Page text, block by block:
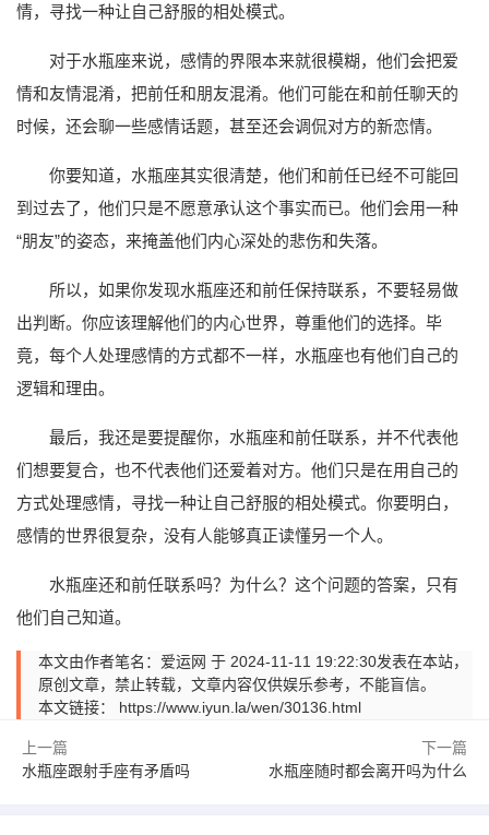
情，寻找一种让自己舒服的相处模式。
对于水瓶座来说，感情的界限本来就很模糊，他们会把爱
情和友情混淆，把前任和朋友混淆。他们可能在和前任聊天的
时候，还会聊一些感情话题，甚至还会调侃对方的新恋情。
你要知道，水瓶座其实很清楚，他们和前任已经不可能回
到过去了，他们只是不愿意承认这个事实而已。他们会用一种
“朋友”的姿态，来掩盖他们内心深处的悲伤和失落。
所以，如果你发现水瓶座还和前任保持联系，不要轻易做
出判断。你应该理解他们的内心世界，尊重他们的选择。毕
竟，每个人处理感情的方式都不一样，水瓶座也有他们自己的
逻辑和理由。
最后，我还是要提醒你，水瓶座和前任联系，并不代表他
们想要复合，也不代表他们还爱着对方。他们只是在用自己的
方式处理感情，寻找一种让自己舒服的相处模式。你要明白，
感情的世界很复杂，没有人能够真正读懂另一个人。
水瓶座还和前任联系吗？为什么？这个问题的答案，只有
他们自己知道。
本文由作者笔名：爱运网 于 2024-11-11 19:22:30发表在本站，
原创文章，禁止转载，文章内容仅供娱乐参考，不能盲信。
本文链接： https://www.iyun.la/wen/30136.html
上一篇
水瓶座跟射手座有矛盾吗
下一篇
水瓶座随时都会离开吗为什么